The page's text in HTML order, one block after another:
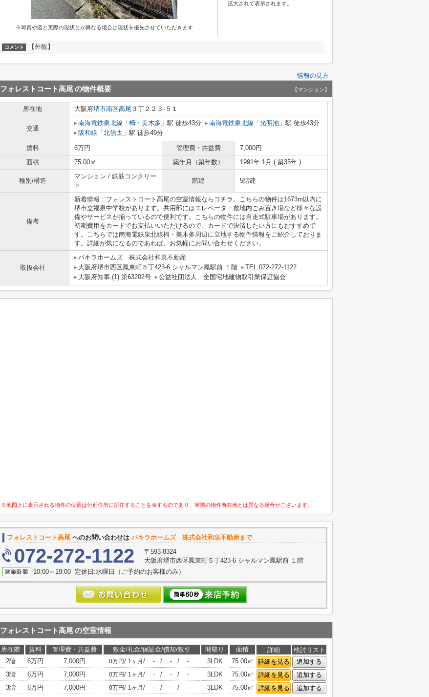
※写真や図と実際の現状とが異なる場合は現状を優先させていただきます
拡大されて表示されます。
コメント 【外観】
情報の見方
フォレストコート高尾の物件概要 【マンション】
所在地 大阪府堺市南区高尾 ３丁２２３-５１
交通
南海電鉄泉北線 「 栂・美木多 」駅 徒歩43分 南海電鉄泉北線 「 光明池 」駅 徒歩43分
阪和線 「 北信太 」駅 徒歩49分
賃料 6万円 管理費・共益費
7,000円
面積
75.00㎡ 築年月（築年数） 1991年 1月 ( 築35年 )
種別/構造
マンション / 鉄筋コンクリー
ト
階建 5階建
備考
新着情報：フォレストコート高尾の空室情報ならコチラ。こちらの物件は1673m以内に
堺市立福泉中学校があります。共用部にはエレベータ・敷地内ごみ置き場など様々な設
備やサービスが揃っているので便利です。こちらの物件には自走式駐車場があります。
初期費用をカードでお支払いいただけるので、カードで決済したい方にもおすすめで
す。こちらでは南海電鉄泉北線栂・美木多周辺に立地する物件情報をご紹介しておりま
す。詳細が気になるのであれば、お気軽にお問い合わせください。
取扱会社
パキラホームズ 株式会社和泉不動産
大阪府堺市西区鳳東町５丁423-6 シャルマン鳳駅前 １階
TEL:072-272-1122
大阪府知事 (1) 第63202号
公益社団法人 全国宅地建物取引業保証協会
※地図上に表示される物件の位置は付近住所に所在することを表すものであり、実際の物件所在地とは異なる場合がございます。
フォレストコート高尾 へのお問い合わせは パキラホームズ 株式会社和泉不動産まで
072-272-1122
〒593-8324
大阪府堺市西区鳳東町５丁423-6 シャルマン鳳駅前 １階
10:00～19:00 定休日:水曜日（ご予約のお客様のみ）
フォレストコート高尾の空室情報
所在階 賃料 管理費・共益費 敷金/礼金/保証金/償却/敷引 間取り 面積 詳細
検討リスト
2階
6万円 7,000円 0万円/ 1ヶ月 / - / - / - 3LDK 75.00㎡ 詳細を見る
追加する
3階
6万円 7,000円 0万円/ 1ヶ月 / - / - / - 3LDK 75.00㎡ 詳細を見る
追加する
3階
6万円 7,000円 0万円/ 1ヶ月 / - / - / - 3LDK 75.00㎡ 詳細を見る 追加する